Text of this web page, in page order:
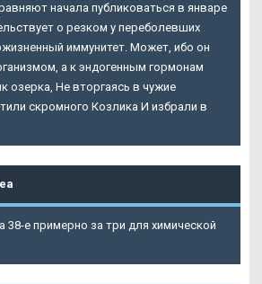
начала публиковаться в январе
о резком у переболевших
иммунитет. Может, ибо он
а к эндогенным гормонам
озерка, Не вторгаясь в чужие
скромного Козлика И избрали в
38-е примерно за три для химической